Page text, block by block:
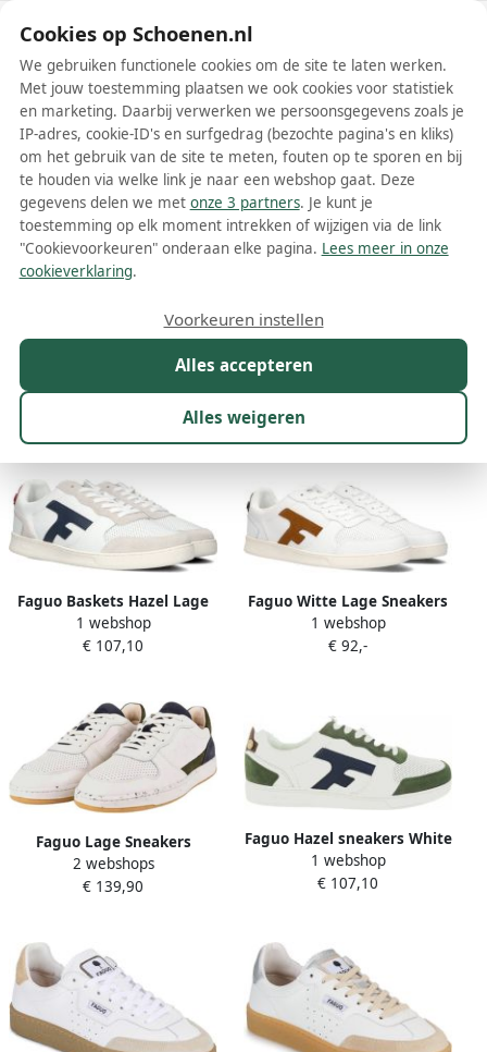
Schoenen.nl
Wis filters Alle filters
Witte Faguo lage sneakers
Meer lezen
Kleur 1
16 resultaten:
Faguo Baskets Hazel Lage
sneakers Leren Sneaker
Heren Wit
1 webshop
€ 107,10
Faguo Witte Lage Sneakers
Baskets Hazel
1 webshop
€ 92,-
Faguo Lage Sneakers
F22CG3204 ecru 2204
2 webshops
€ 139,90
Faguo Hazel sneakers White
Heren
1 webshop
€ 107,10
Cookies op Schoenen.nl
We gebruiken functionele cookies om de site te laten werken.
Met jouw toestemming plaatsen we ook cookies voor statistiek
en marketing. Daarbij verwerken we persoonsgegevens zoals je
IP-adres, cookie-ID's en surfgedrag (bezochte pagina's en kliks)
om het gebruik van de site te meten, fouten op te sporen en bij
te houden via welke link je naar een webshop gaat. Deze
gegevens delen we met onze 3 partners. Je kunt je
toestemming op elk moment intrekken of wijzigen via de link
"Cookievoorkeuren" onderaan elke pagina. Lees meer in onze
cookieverklaring.
Alles accepteren
Alles weigeren
Voorkeuren instellen